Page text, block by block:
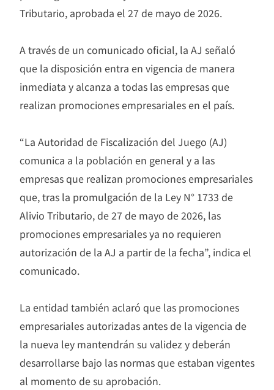
Tributario, aprobada el 27 de mayo de 2026.
A través de un comunicado oficial, la AJ señaló
que la disposición entra en vigencia de manera
inmediata y alcanza a todas las empresas que
realizan promociones empresariales en el país.
“La Autoridad de Fiscalización del Juego (AJ)
comunica a la población en general y a las
empresas que realizan promociones empresariales
que, tras la promulgación de la Ley N° 1733 de
Alivio Tributario, de 27 de mayo de 2026, las
promociones empresariales ya no requieren
autorización de la AJ a partir de la fecha”, indica el
comunicado.
La entidad también aclaró que las promociones
empresariales autorizadas antes de la vigencia de
la nueva ley mantendrán su validez y deberán
desarrollarse bajo las normas que estaban vigentes
al momento de su aprobación.